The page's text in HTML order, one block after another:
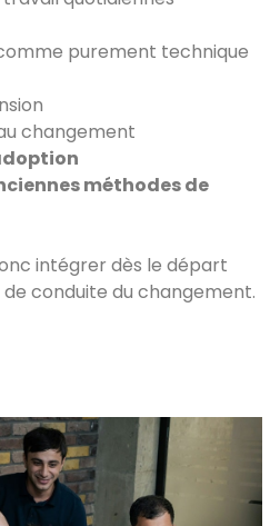
purement technique
changement
méthodes de
intégrer dès le départ
conduite du changement.